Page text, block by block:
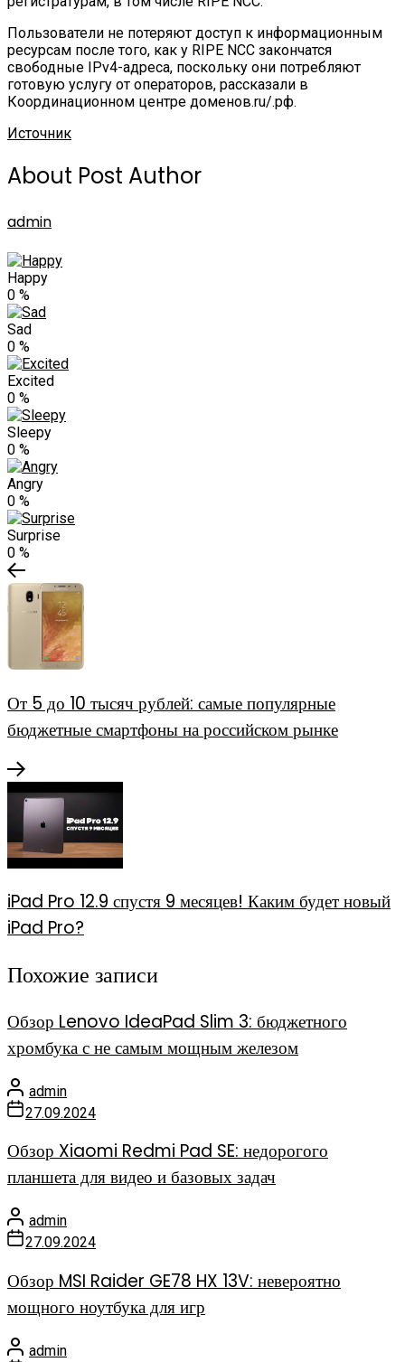
Пользователи не потеряют доступ к информационным
ресурсам после того, как у RIPE NCC закончатся
свободные IPv4-адреса, поскольку они потребляют
готовую услугу от операторов, рассказали в
Координационном центре доменов.ru/.рф.
Источник
About Post Author
admin
Happy
0 %
Sad
0 %
Excited
0 %
Sleepy
0 %
Angry
0 %
Surprise
0 %
От 5 до 10 тысяч рублей: самые популярные
бюджетные смартфоны на российском рынке
iPad Pro 12.9 спустя 9 месяцев! Каким будет новый
iPad Pro?
Похожие записи
Обзор Lenovo IdeaPad Slim 3: бюджетного
хромбука с не самым мощным железом
admin
27.09.2024
Обзор Xiaomi Redmi Pad SE: недорогого
планшета для видео и базовых задач
admin
27.09.2024
Обзор MSI Raider GE78 HX 13V: невероятно
мощного ноутбука для игр
admin